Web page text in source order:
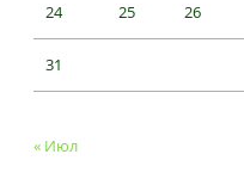
24 25 26
31
« Июл